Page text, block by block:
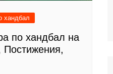
хандбал
по хандбал на
Постижения,